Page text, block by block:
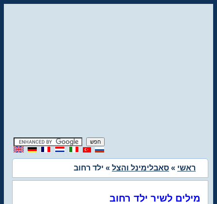
ראשי » סאבלימינל והצל » ילד רחוב
מילים לשיר ילד רחוב